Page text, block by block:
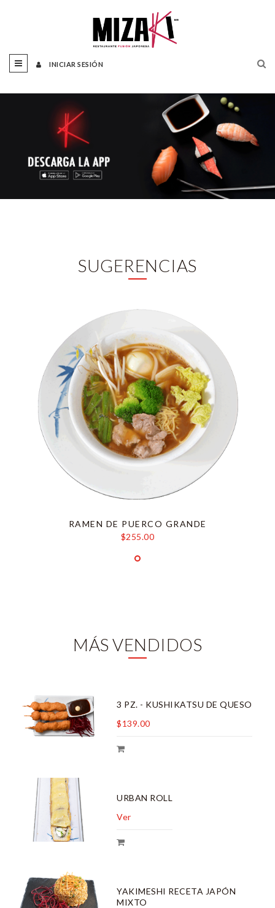
INICIAR SESIÓN
SUGERENCIAS
RAMEN DE PUERCO GRANDE
$255.00
MÁS VENDIDOS
3 PZ. - KUSHIKATSU DE QUESO
$139.00
URBAN ROLL
Ver
YAKIMESHI RECETA JAPÓN
MIXTO